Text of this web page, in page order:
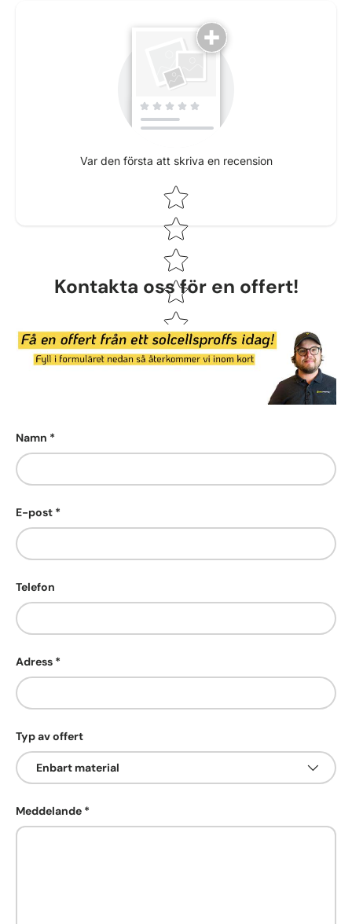
Var den första att skriva en recension
Star rating
Kontakta oss för en offert!
Namn
E-post
Telefon
Adress
Typ av offert
Meddelande